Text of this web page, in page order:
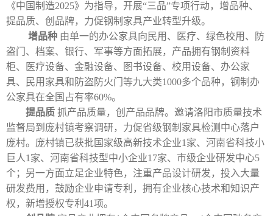
《中国制造2025》为指导，开展“三品”专项行动，增品种、
提品质、创品牌，力促钢制家具产业转型升级。
增品种 由单一的办公家具向民用、医疗、绿色校用、防
盗门、档案、银行、军事等方面拓展，产品拥有钢制资料
柜、医疗设备、金融设备、图书设备、校用设备、办公家
具、民用家具和防盗防火门等九大类1000多个品种，钢制办
公家具在全国占有率60%。
提品质 抓产品质量，创产品品牌。邀请洛阳市质量技术
监督局到庞村镇考察调研，力促省级钢制家具检测中心落户
庞村。庞村镇已获批国家级高新技术企业1 家、河南省科技小
巨人1 家、河南省科技型中小企业17家、市级企业研发中心5
个；另一方面立足企业特色，注重产品设计研发，投入大量
研发费用，鼓励企业申请专利，拥有企业核心技术和知识产
权，新增授权专利 41项。